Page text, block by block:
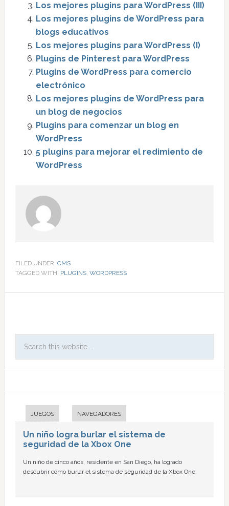
Los mejores plugins para WordPress (III)
Los mejores plugins de WordPress para
blogs educativos
Los mejores plugins para WordPress (I)
Plugins de Pinterest para WordPress
Plugins de WordPress para comercio
electrónico
Los mejores plugins de WordPress para
un blog de negocios
Plugins para comenzar un blog en
WordPress
5 plugins para mejorar el redimiento de
WordPress
FILED UNDER: CMS
TAGGED WITH: PLUGINS, WORDPRESS
JUEGOS NAVEGADORES
Un niño logra burlar el sistema de
seguridad de la Xbox One
Un niño de cinco años, residente en San Diego, ha logrado
descubrir cómo burlar el sistema de seguridad de la Xbox One.